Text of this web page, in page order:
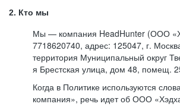
2. Кто мы
Мы — компания HeadHunter (ООО
7718620740, адрес: 125047, г.
территория Муниципальный округ
я Брестская улица, дом 48, помещ.
Когда в Политике используются
компания», речь идет об ООО